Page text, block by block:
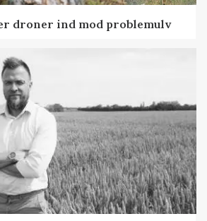
droner ind mod problemulv